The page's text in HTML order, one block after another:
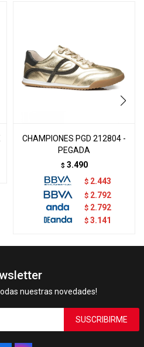
CHAMPIONES PGD 212804 -
PEGADA
$ 3.490
$ 2.443
$ 2.792
$ 2.792
$ 3.141
nuestras novedades!
SUSCRIBIRME